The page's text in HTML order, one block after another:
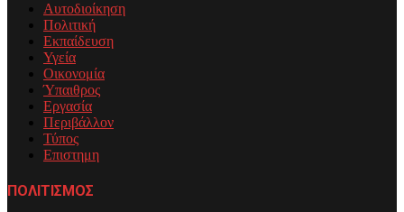
Αυτοδιοίκηση
Πολιτική
Εκπαίδευση
Υγεία
Οικονομία
Ύπαιθρος
Εργασία
Περιβάλλον
Τύπος
Επιστημη
ΠΟΛΙΤΙΣΜΟΣ